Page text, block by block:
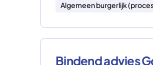
Algemeen burgerlijk
Bindend advies